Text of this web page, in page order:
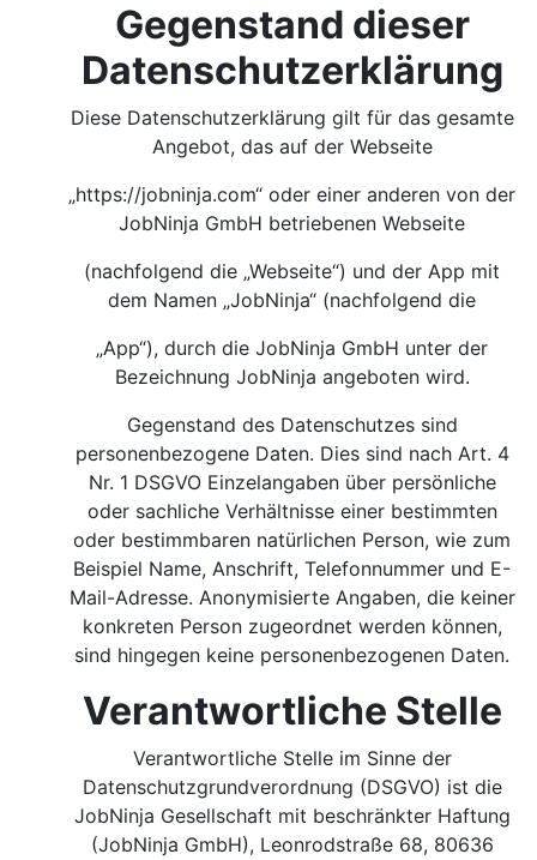
Gegenstand dieser
Datenschutzerklärung
Diese Datenschutzerklärung gilt für das gesamte
Angebot, das auf der Webseite
„https://jobninja.com“ oder einer anderen von der
JobNinja GmbH betriebenen Webseite
(nachfolgend die „Webseite“) und der App mit
dem Namen „JobNinja“ (nachfolgend die
„App“), durch die JobNinja GmbH unter der
Bezeichnung JobNinja angeboten wird.
Gegenstand des Datenschutzes sind
personenbezogene Daten. Dies sind nach Art. 4
Nr. 1 DSGVO Einzelangaben über persönliche
oder sachliche Verhältnisse einer bestimmten
oder bestimmbaren natürlichen Person, wie zum
Beispiel Name, Anschrift, Telefonnummer und E-
Mail-Adresse. Anonymisierte Angaben, die keiner
konkreten Person zugeordnet werden können,
sind hingegen keine personenbezogenen Daten.
Verantwortliche Stelle
Verantwortliche Stelle im Sinne der
Datenschutzgrundverordnung (DSGVO) ist die
JobNinja Gesellschaft mit beschränkter Haftung
(JobNinja GmbH), Leonrodstraße 68, 80636